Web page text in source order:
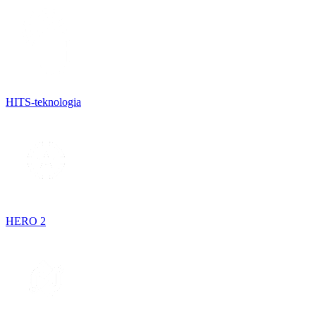
HITS-teknologia
HERO 2